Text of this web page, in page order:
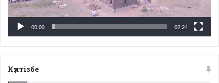
00:00 02:24
Күнтізбе